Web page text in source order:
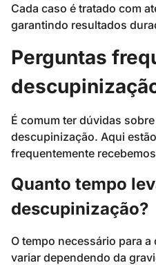
Cada caso é tratado com
garantindo resultados
Perguntas
É comum ter dúvidas
descupinização. Aqui
frequentemente
Quanto tempo
descupinização?
O tempo necessário para
variar dependendo da